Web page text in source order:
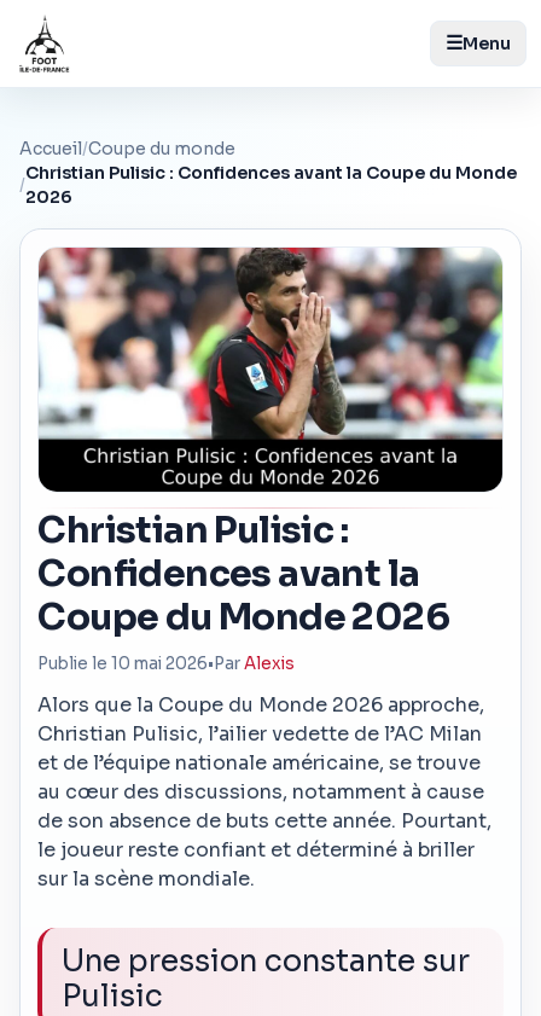
☰Menu
Accueil/Coupe du monde
/
Christian Pulisic : Confidences avant la Coupe du Monde
2026
Christian Pulisic :
Confidences avant la
Coupe du Monde 2026
Publie le 10 mai 2026• ParAlexis
Alors que la Coupe du Monde 2026 approche,
Christian Pulisic, l’ailier vedette de l’AC Milan
et de l’équipe nationale américaine, se trouve
au cœur des discussions, notamment à cause
de son absence de buts cette année. Pourtant,
le joueur reste confiant et déterminé à briller
sur la scène mondiale.
Une pression constante sur
Pulisic